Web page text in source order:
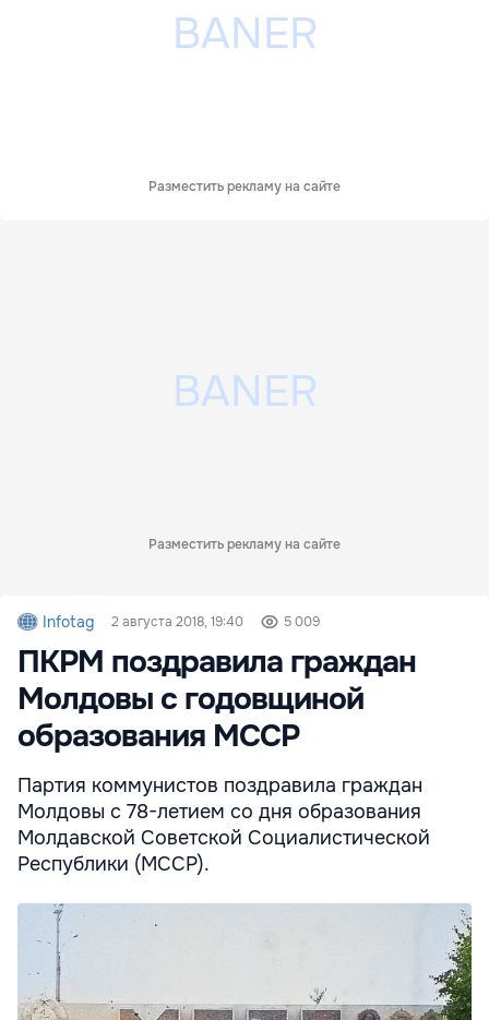
Разместить рекламу на сайте
Разместить рекламу на сайте
Infotag 2 августа 2018, 19:40 5 009
ПКРМ поздравила граждан
Молдовы с годовщиной
образования МССР
Партия коммунистов поздравила граждан
Молдовы с 78-летием со дня образования
Молдавской Советской Социалистической
Республики (МССР).